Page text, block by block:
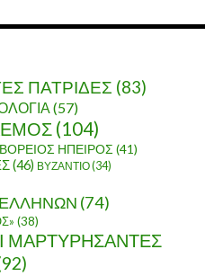
ΠΑΤΡΙΔΕΣ (83)
(57)
(104)
ΒΟΡΕΙΟΣ ΗΠΕΙΡΟΣ (41)
(46) ΒΥΖΑΝΤΙΟ(34)
(74)
(38)
ΜΑΡΤΥΡΗΣΑΝΤΕΣ